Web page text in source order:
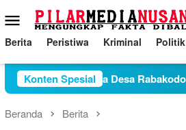
ke
konten
Menu
Mobile
Berita Peristiwa Kriminal Politik
Konten Spesial
Konflik Antara Desa Rabakodo
Beranda Berita